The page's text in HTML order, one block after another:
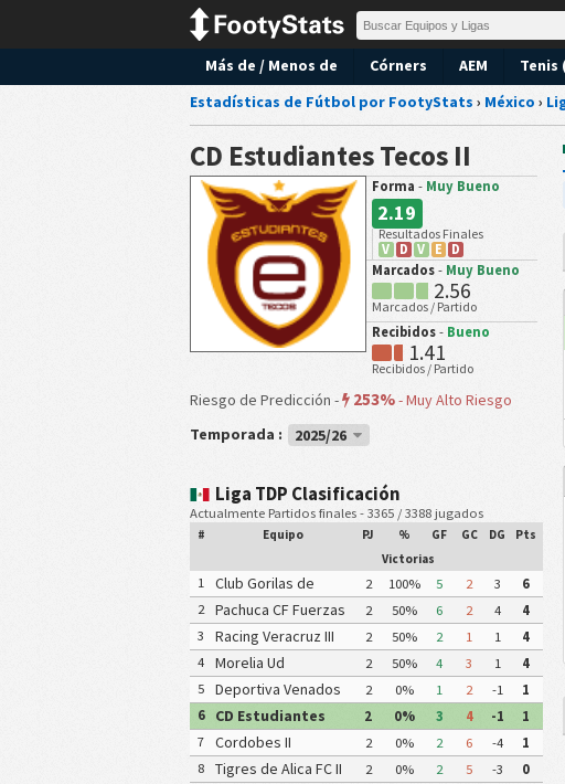
Más de / Menos de Córners AEM Tenis
Estadísticas de Fútbol por FootyStats › México ›
CD Estudiantes Tecos II
Forma - Muy Bueno
2.19
Resultados Finales
V
D V E
D
Marcados - Muy Bueno
2.56
Marcados / Partido
Recibidos - Bueno
1.41
Recibidos / Partido
Riesgo de Predicción - 253%-Muy Alto Riesgo
Temporada :
2025/26
Liga TDP Clasificación
Actualmente Partidos finales - 3365 / 3388 jugados
# Equipo PJ
%
Victorias
GF GC DG Pts
1
Club Gorilas de
Juanacatlan II
2 100% 5 2 3
6
2
Pachuca CF Fuerzas
Basicas Pachuca CF III
2 50% 6 2 4
4
3
Racing Veracruz III 2 50% 2 1 1
4
4
Morelia Ud
Michoacana
2 50% 4 3 1
4
5
Deportiva Venados
FC II
2 0% 1 2 -1
1
6
CD Estudiantes
Tecos II
2 0% 3 4 -1
1
7
Cordobes II 2 0% 2 6 -4
1
8
Tigres de Alica FC II 2 0% 2 5 -3
0